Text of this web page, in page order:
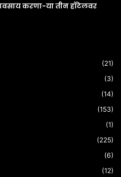
करणा-या तीन हॉटेलवर
(21)
(3)
(14)
(153)
(1)
(225)
(6)
(12)